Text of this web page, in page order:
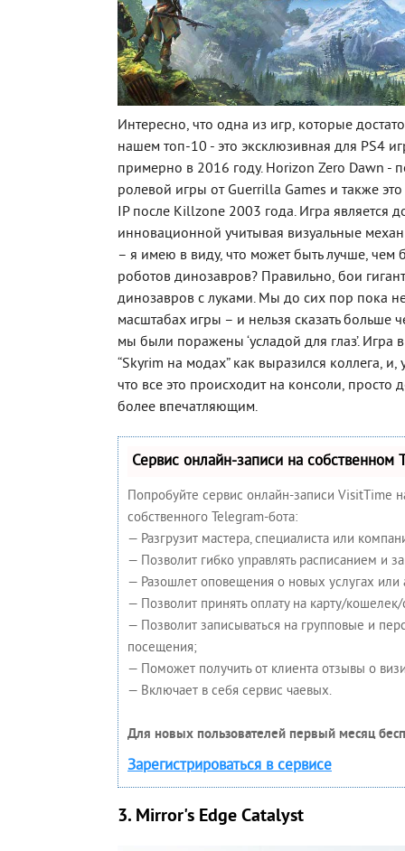
Интересно, что одна из игр, которые
нашем топ-10 - это эксклюзивная для PS4
примерно в 2016 году. Horizon Zero Dawn -
ролевой игры от Guerrilla Games и также
IP после Killzone 2003 года. Игра является
инновационной учитывая визуальные
– я имею в виду, что может быть лучше, чем
роботов динозавров? Правильно, бои
динозавров с луками. Мы до сих пор пока
масштабах игры – и нельзя сказать больше
мы были поражены ‘усладой для глаз’. Игра
“Skyrim на модах” как выразился коллега, и,
что все это происходит на консоли, просто
более впечатляющим.
Сервис онлайн-записи на собственном
Попробуйте сервис онлайн-записи VisitTime
собственного Telegram-бота:
— Разгрузит мастера, специалиста или
— Позволит гибко управлять расписанием и
— Разошлет оповещения о новых услугах или
— Позволит принять оплату на карту/кошелек/
— Позволит записываться на групповые и
посещения;
— Поможет получить от клиента отзывы о
— Включает в себя сервис чаевых.
Для новых пользователей первый месяц
Зарегистрироваться в сервисе
3. Mirror's Edge Catalyst